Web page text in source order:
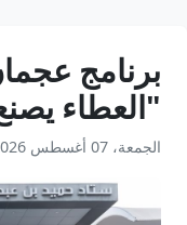
برنامج
"العطاء
الجمعة، 07 أغسطس 2026